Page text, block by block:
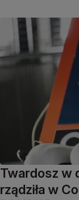
Twardosz w
rządziła w